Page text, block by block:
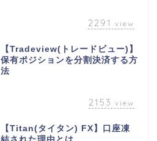
2291 view
【Tradeview(トレードビュー)】
保有ポジションを分割決済する方
法
2153 view
【Titan(タイタン) FX】口座凍